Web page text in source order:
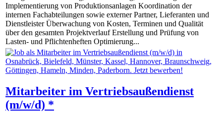
Implementierung von Produktionsanlagen Koordination der
internen Fachabteilungen sowie externer Partner, Lieferanten und
Dienstleister Überwachung von Kosten, Terminen und Qualität
über den gesamten Projektverlauf Erstellung und Prüfung von
Lasten- und Pflichtenheften Optimierung...
Mitarbeiter im Vertriebsaußendienst
(m/w/d) *